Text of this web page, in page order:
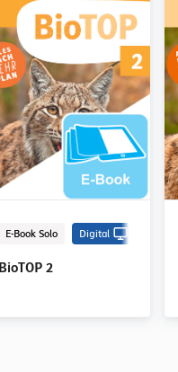
E-Book Solo Digital
BioTOP 2